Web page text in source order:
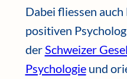
Dabei fliessen
positiven
derSchweizer
Psychologieund